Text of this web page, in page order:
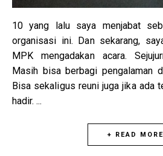
10 yang lalu saya menjabat
organisasi ini. Dan sekarang,
MPK mengadakan acara.
Masih bisa berbagi pengalaman
Bisa sekaligus reuni juga jika ada
hadir. ...
+ READ MORE